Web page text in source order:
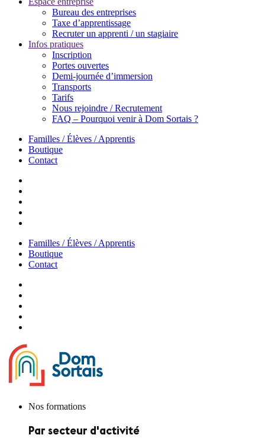
Bureau des entreprises
Taxe d’apprentissage
Recruter un apprenti / un stagiaire
Infos pratiques
Inscription
Portes ouvertes
Demi-journée d’immersion
Transports
Tarifs
Nous rejoindre / Recrutement
FAQ – Pourquoi venir à Dom Sortais ?
Familles / Élèves / Apprentis
Boutique
Contact
Familles / Élèves / Apprentis
Boutique
Contact
Nos formations
Par secteur d'activité